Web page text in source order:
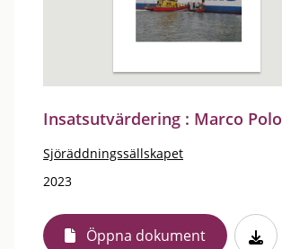
Insatsutvärdering : Marco Polo
Sjöräddningssällskapet
2023
Öppna dokument